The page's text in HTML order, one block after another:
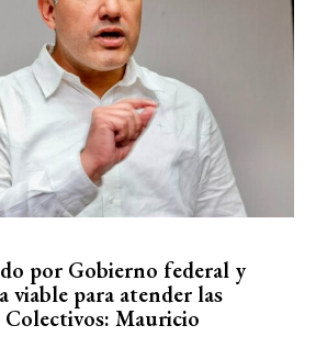
por Gobierno federal y
viable para atender las
Colectivos: Mauricio